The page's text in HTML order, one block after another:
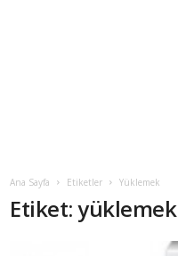
Ana Sayfa Etiketler Yüklemek
Etiket: yüklemek